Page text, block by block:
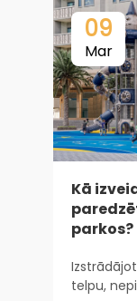
09
Mar
Kā
parkos?
telpu,